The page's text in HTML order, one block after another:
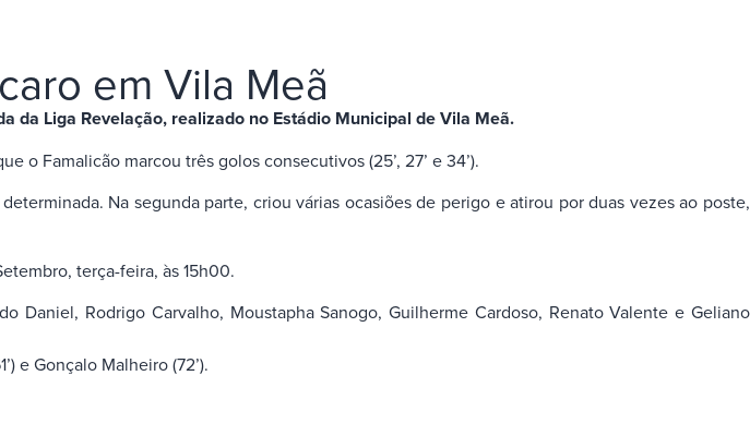
em Vila Meã
da Liga Revelação, realizado no Estádio Municipal de Vila Meã.
Famalicão marcou três golos consecutivos (25’, 27’ e 34’).
Na segunda parte, criou várias ocasiões de perigo e atirou por duas vezes ao poste,
terça-feira, às 15h00.
Daniel, Rodrigo Carvalho, Moustapha Sanogo, Guilherme Cardoso, Renato Valente e Geliano
e Gonçalo Malheiro (72’).